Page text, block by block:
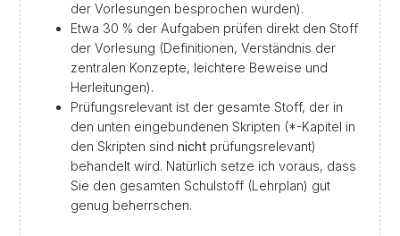
der Vorlesungen besprochen wurden).
Etwa 30 % der Aufgaben prüfen direkt den Stoff
der Vorlesung (Definitionen, Verständnis der
zentralen Konzepte, leichtere Beweise und
Herleitungen).
Prüfungsrelevant ist der gesamte Stoff, der in
den unten eingebundenen Skripten (*-Kapitel in
den Skripten sind nicht prüfungsrelevant)
behandelt wird. Natürlich setze ich voraus, dass
Sie den gesamten Schulstoff (Lehrplan) gut
genug beherrschen.